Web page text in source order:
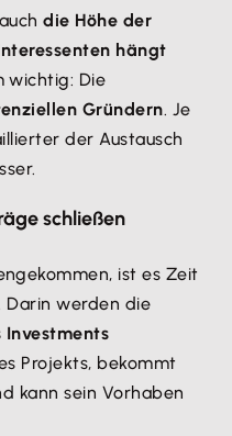
die Höhe der
hängt
wichtig: Die
Gründern. Je
der Austausch
schließen
ist es Zeit
Darin werden die
Investments
Projekts, bekommt
kann sein Vorhaben